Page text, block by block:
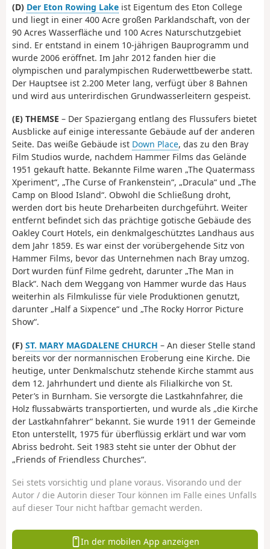
(D) Der Eton Rowing Lake ist Eigentum des Eton College
und liegt in einer 400 Acre großen Parklandschaft, von der
90 Acres Wasserfläche und 100 Acres Naturschutzgebiet
sind. Er entstand in einem 10-jährigen Bauprogramm und
wurde 2006 eröffnet. Im Jahr 2012 fanden hier die
olympischen und paralympischen Ruderwettbewerbe statt.
Der Hauptsee ist 2.200 Meter lang, verfügt über 8 Bahnen
und wird aus unterirdischen Grundwasserleitern gespeist.
(E) THEMSE – Der Spaziergang entlang des Flussufers bietet
Ausblicke auf einige interessante Gebäude auf der anderen
Seite. Das weiße Gebäude ist Down Place, das zu den Bray
Film Studios wurde, nachdem Hammer Films das Gelände
1951 gekauft hatte. Bekannte Filme waren „The Quatermass
Xperiment“, „The Curse of Frankenstein“, „Dracula“ und „The
Camp on Blood Island“. Obwohl die Schließung droht,
werden dort bis heute Dreharbeiten durchgeführt. Weiter
entfernt befindet sich das prächtige gotische Gebäude des
Oakley Court Hotels, ein denkmalgeschütztes Landhaus aus
dem Jahr 1859. Es war einst der vorübergehende Sitz von
Hammer Films, bevor das Unternehmen nach Bray umzog.
Dort wurden fünf Filme gedreht, darunter „The Man in
Black“. Nach dem Weggang von Hammer wurde das Haus
weiterhin als Filmkulisse für viele Produktionen genutzt,
darunter „Half a Sixpence“ und „The Rocky Horror Picture
Show“.
(F) ST. MARY MAGDALENE CHURCH – An dieser Stelle stand
bereits vor der normannischen Eroberung eine Kirche. Die
heutige, unter Denkmalschutz stehende Kirche stammt aus
dem 12. Jahrhundert und diente als Filialkirche von St.
Peter’s in Burnham. Sie versorgte die Lastkahnfahrer, die
Holz flussabwärts transportierten, und wurde als „die Kirche
der Lastkahnfahrer“ bekannt. Sie wurde 1911 der Gemeinde
Eton unterstellt, 1975 für überflüssig erklärt und war vom
Abriss bedroht. Seit 1983 steht sie unter der Obhut der
„Friends of Friendless Churches“.
Sei stets vorsichtig und plane voraus. Visorando und der
Autor / die Autorin dieser Tour können im Falle eines Unfalls
auf dieser Tour nicht haftbar gemacht werden.
In der mobilen App anzeigen